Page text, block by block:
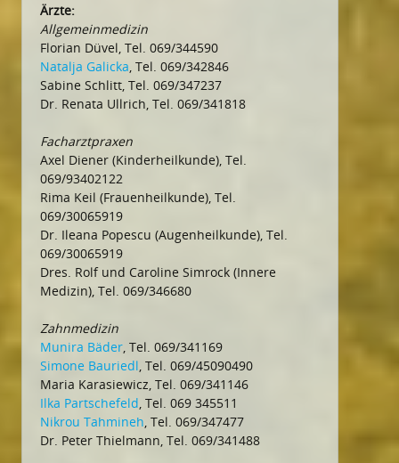
Ärzte:
Allgemeinmedizin
Florian Düvel, Tel. 069/344590
Natalja Galicka , Tel. 069/342846
Sabine Schlitt, Tel. 069/347237
Dr. Renata Ullrich, Tel. 069/341818
Facharztpraxen
Axel Diener (Kinderheilkunde), Tel.
069/93402122
Rima Keil (Frauenheilkunde), Tel.
069/30065919
Dr. Ileana Popescu (Augenheilkunde), Tel.
069/30065919
Dres. Rolf und Caroline Simrock (Innere
Medizin), Tel. 069/346680
Zahnmedizin
Munira Bäder , Tel. 069/341169
Simone Bauriedl , Tel. 069/45090490
Maria Karasiewicz, Tel. 069/341146
Ilka Partschefeld , Tel. 069 345511
Nikrou Tahmineh , Tel. 069/347477
Dr. Peter Thielmann, Tel. 069/341488